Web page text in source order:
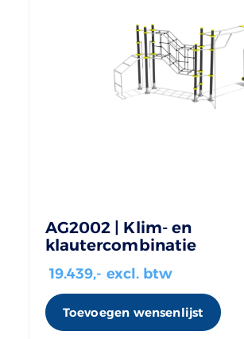
AG2002 | Klim- en
klautercombinatie
19.439,- excl. btw
Toevoegen wensenlijst